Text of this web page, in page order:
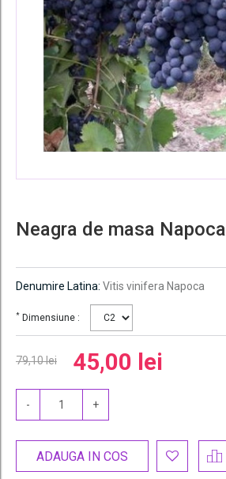
Neagra de masa Napoca
Denumire Latina: Vitis vinifera Napoca
* Dimensiune :
79,10 lei 45,00 lei
- +
ADAUGA IN COS